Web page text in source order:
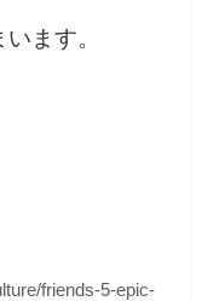
ます。
friends-5-epic-